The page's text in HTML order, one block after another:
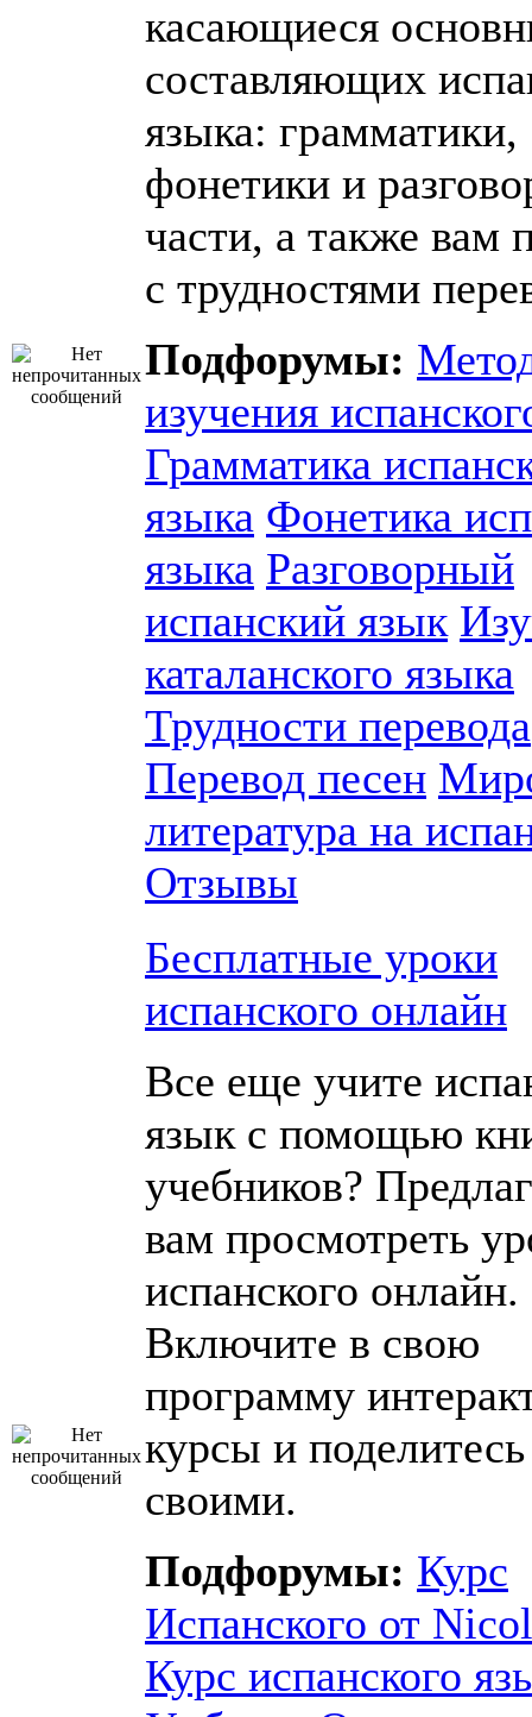
касающиеся
составляющих
языка: грамматики,
фонетики и
части, а также вам
с трудностями
Подфорумы:
изучения
Грамматика
языка Фонетика
языка Разговорный
испанский язык
каталанского языка
Трудности перевода
Перевод песен
литература на
Отзывы
Бесплатные уроки
испанского онлайн
Все еще учите
язык с помощью
учебников?
вам просмотреть
испанского онлайн.
Включите в свою
программу
курсы и поделитесь
своими.
Подфорумы: Курс
Испанского от
Курс испанского